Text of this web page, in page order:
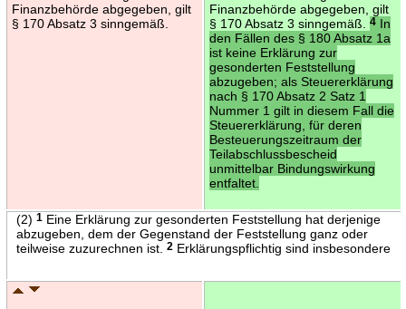
Finanzbehörde abgegeben, gilt
§ 170 Absatz 3 sinngemäß.
Finanzbehörde abgegeben, gilt
§ 170 Absatz 3 sinngemäß.
4In
den Fällen des § 180 Absatz 1a
ist keine Erklärung zur
gesonderten Feststellung
abzugeben; als Steuererklärung
nach § 170 Absatz 2 Satz 1
Nummer 1 gilt in diesem Fall die
Steuererklärung, für deren
Besteuerungszeitraum der
Teilabschlussbescheid
unmittelbar Bindungswirkung
entfaltet.
(2) 1Eine Erklärung zur gesonderten Feststellung hat derjenige
abzugeben, dem der Gegenstand der Feststellung ganz oder
teilweise zuzurechnen ist.
2Erklärungspflichtig sind insbesondere